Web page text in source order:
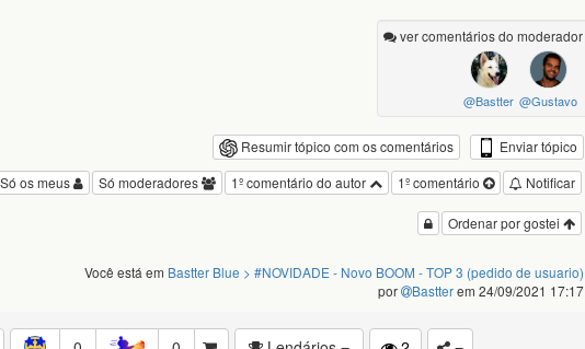
ver comentários do moderador
@Gustavo
@Bastter
Resumir tópico com os comentários
Enviar tópico
Notificar
1º comentário
1º comentário do autor
Só moderadores
Só os meus
Ordenar por gostei
Você está em Bastter Blue > #NOVIDADE - Novo BOOM - TOP 3 (pedido de usuario)
por
Bastterem 24/09/2021 17:17